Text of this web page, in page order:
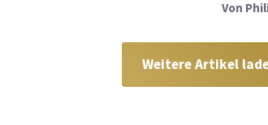
Von
Weitere Artikel